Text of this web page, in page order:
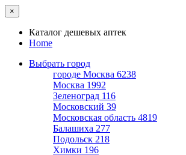
×
Каталог дешевых аптек
Home
Выбрать город
городе Москва 6238
Москва 1992
Зеленоград 116
Московский 39
Московская область 4819
Балашиха 277
Подольск 218
Химки 196